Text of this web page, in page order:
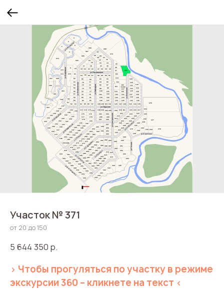
Участок № 371
от 20 до 150
5 644 350 р.
> Чтобы прогуляться по участку в режиме
экскурсии 360 – кликнете на текст <